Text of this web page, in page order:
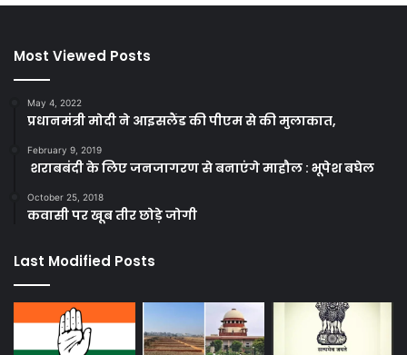
Most Viewed Posts
May 4, 2022
प्रधानमंत्री मोदी ने आइसलैंड की पीएम से की मुलाकात,
February 9, 2019
शराबबंदी के लिए जनजागरण से बनाएंगे माहौल : भूपेश बघेल
October 25, 2018
कवासी पर खूब तीर छोड़े जोगी
Last Modified Posts